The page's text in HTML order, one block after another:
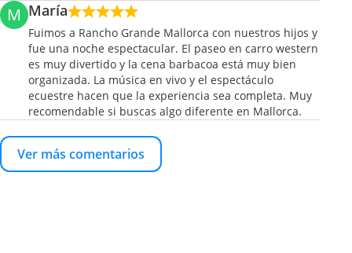
M María
Fuimos a Rancho Grande Mallorca con nuestros hijos y
fue una noche espectacular. El paseo en carro western
es muy divertido y la cena barbacoa está muy bien
organizada. La música en vivo y el espectáculo
ecuestre hacen que la experiencia sea completa. Muy
recomendable si buscas algo diferente en Mallorca.
Ver más comentarios